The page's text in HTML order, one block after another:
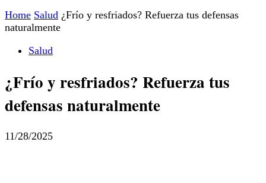
Home Salud ¿Frío y resfriados? Refuerza tus defensas
naturalmente
Salud
¿Frío y resfriados? Refuerza tus
defensas naturalmente
11/28/2025